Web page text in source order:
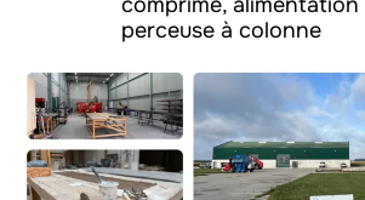
perceuse à colonne